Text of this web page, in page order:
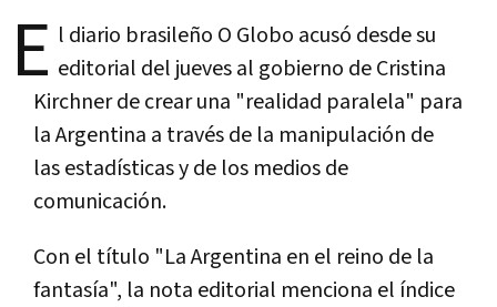
E l diario brasileño O Globo acusó desde su
editorial del jueves al gobierno de Cristina
Kirchner de crear una "realidad paralela" para
la Argentina a través de la manipulación de
las estadísticas y de los medios de
comunicación.
Con el título "La Argentina en el reino de la
fantasía", la nota editorial menciona el índice